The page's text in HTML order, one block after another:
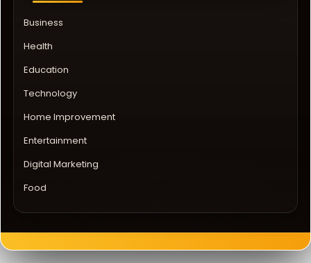
Business
Health
Education
Technology
Home Improvement
Entertainment
Digital Marketing
Food